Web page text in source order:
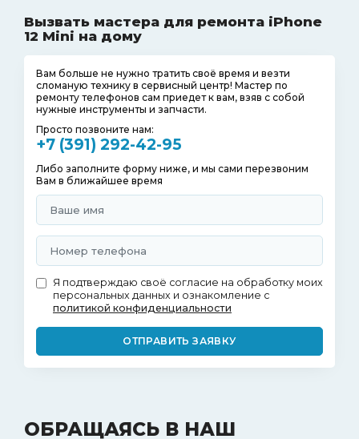
Вызвать мастера для ремонта iPhone
12 Mini на дому
Вам больше не нужно тратить своё время и везти
сломаную технику в сервисный центр! Мастер по
ремонту телефонов сам приедет к вам, взяв с собой
нужные инструменты и запчасти.
Просто позвоните нам:
+7 (391) 292-42-95
Либо заполните форму ниже, и мы сами перезвоним
Вам в ближайшее время
Я подтверждаю своё согласие на обработку моих
персональных данных и ознакомление с
политикой конфиденциальности
ОТПРАВИТЬ ЗАЯВКУ
ОБРАЩАЯСЬ В НАШ